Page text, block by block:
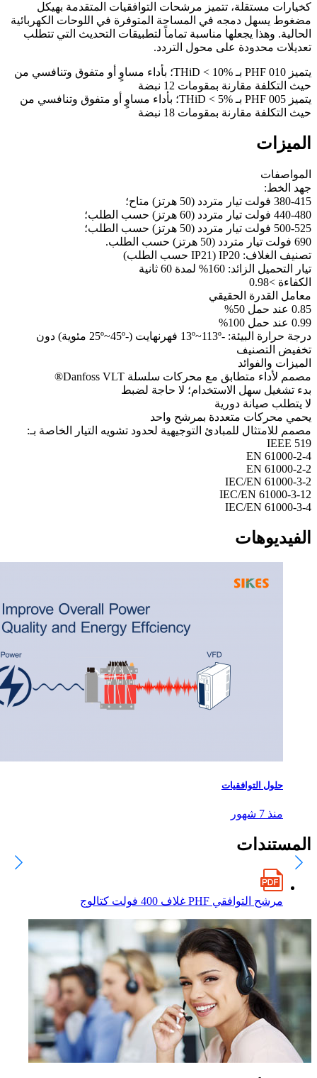
كخيارات مستقلة، تتميز مرشحات التوافقيات المتقدمة بهيكل
مضغوط يسهل دمجه في المساحة المتوفرة في اللوحات الكهربائية
الحالية. وهذا يجعلها مناسبة تماماً لتطبيقات التحديث التي تتطلب
تعديلات محدودة على محول التردد.
يتميز PHF 010 بـ THiD < 10%؛ بأداء مساوٍ أو متفوق وتنافسي من
حيث التكلفة مقارنة بمقومات 12 نبضة
يتميز PHF 005 بـ THiD < 5%؛ بأداء مساوٍ أو متفوق وتنافسي من
حيث التكلفة مقارنة بمقومات 18 نبضة
الميزات
المواصفات
جهد الخط:
380-415 فولت تيار متردد (50 هرتز) متاح؛
440-480 فولت تيار متردد (60 هرتز) حسب الطلب؛
500-525 فولت تيار متردد (50 هرتز) حسب الطلب؛
690 فولت تيار متردد (50 هرتز) حسب الطلب.
تصنيف الغلاف: IP20 (IP21 حسب الطلب)
تيار التحميل الزائد: 160% لمدة 60 ثانية
الكفاءة >0.98
معامل القدرة الحقيقي
0.85 عند حمل 50%
0.99 عند حمل 100%
درجة حرارة البيئة: -13º~113º فهرنهايت (-25º~45º مئوية) دون
تخفيض التصنيف
الميزات والفوائد
مصمم لأداء متطابق مع محركات سلسلة Danfoss VLT®
بدء تشغيل سهل الاستخدام؛ لا حاجة لضبط
لا يتطلب صيانة دورية
يحمي محركات متعددة بمرشح واحد
مصمم للامتثال للمبادئ التوجيهية لحدود تشويه التيار الخاصة بـ:
IEEE 519
EN 61000-2-4
EN 61000-2-2
IEC/EN 61000-3-2
IEC/EN 61000-3-12
IEC/EN 61000-3-4
الفيديوهات
حلول التوافقيات
منذ 7 شهور
المستندات
مرشح التوافقي PHF غلاف 400 فولت كتالوج